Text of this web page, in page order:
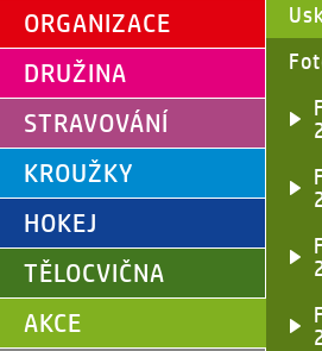
ORGANIZACE
DRUŽINA
STRAVOVÁNÍ
KROUŽKY
HOKEJ
TĚLOCVIČNA
AKCE